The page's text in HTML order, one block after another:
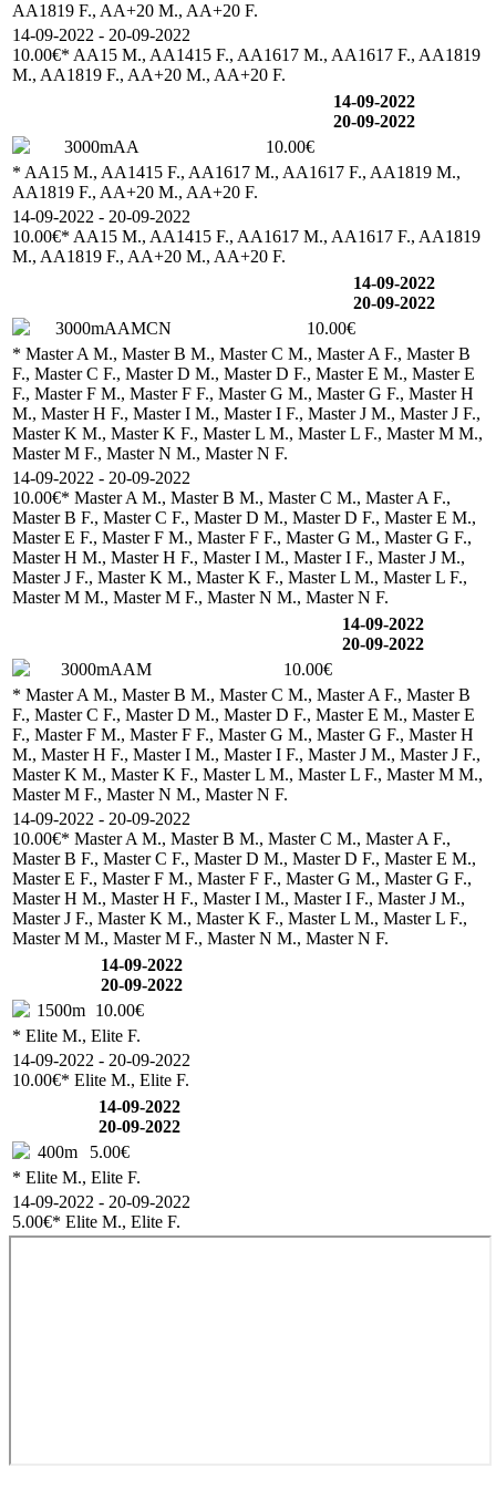
AA1819 F., AA+20 M., AA+20 F.
14-09-2022 - 20-09-2022
10.00€* AA15 M., AA1415 F., AA1617 M., AA1617 F., AA1819
M., AA1819 F., AA+20 M., AA+20 F.
14-09-2022
20-09-2022
3000mAA
10.00€
* AA15 M., AA1415 F., AA1617 M., AA1617 F., AA1819 M.,
AA1819 F., AA+20 M., AA+20 F.
14-09-2022 - 20-09-2022
10.00€* AA15 M., AA1415 F., AA1617 M., AA1617 F., AA1819
M., AA1819 F., AA+20 M., AA+20 F.
14-09-2022
20-09-2022
3000mAAMCN
10.00€
* Master A M., Master B M., Master C M., Master A F., Master B
F., Master C F., Master D M., Master D F., Master E M., Master E
F., Master F M., Master F F., Master G M., Master G F., Master H
M., Master H F., Master I M., Master I F., Master J M., Master J F.,
Master K M., Master K F., Master L M., Master L F., Master M M.,
Master M F., Master N M., Master N F.
14-09-2022 - 20-09-2022
10.00€* Master A M., Master B M., Master C M., Master A F.,
Master B F., Master C F., Master D M., Master D F., Master E M.,
Master E F., Master F M., Master F F., Master G M., Master G F.,
Master H M., Master H F., Master I M., Master I F., Master J M.,
Master J F., Master K M., Master K F., Master L M., Master L F.,
Master M M., Master M F., Master N M., Master N F.
14-09-2022
20-09-2022
3000mAAM
10.00€
* Master A M., Master B M., Master C M., Master A F., Master B
F., Master C F., Master D M., Master D F., Master E M., Master E
F., Master F M., Master F F., Master G M., Master G F., Master H
M., Master H F., Master I M., Master I F., Master J M., Master J F.,
Master K M., Master K F., Master L M., Master L F., Master M M.,
Master M F., Master N M., Master N F.
14-09-2022 - 20-09-2022
10.00€* Master A M., Master B M., Master C M., Master A F.,
Master B F., Master C F., Master D M., Master D F., Master E M.,
Master E F., Master F M., Master F F., Master G M., Master G F.,
Master H M., Master H F., Master I M., Master I F., Master J M.,
Master J F., Master K M., Master K F., Master L M., Master L F.,
Master M M., Master M F., Master N M., Master N F.
14-09-2022
20-09-2022
1500m 10.00€
* Elite M., Elite F.
14-09-2022 - 20-09-2022
10.00€* Elite M., Elite F.
14-09-2022
20-09-2022
400m
5.00€
* Elite M., Elite F.
14-09-2022 - 20-09-2022
5.00€* Elite M., Elite F.